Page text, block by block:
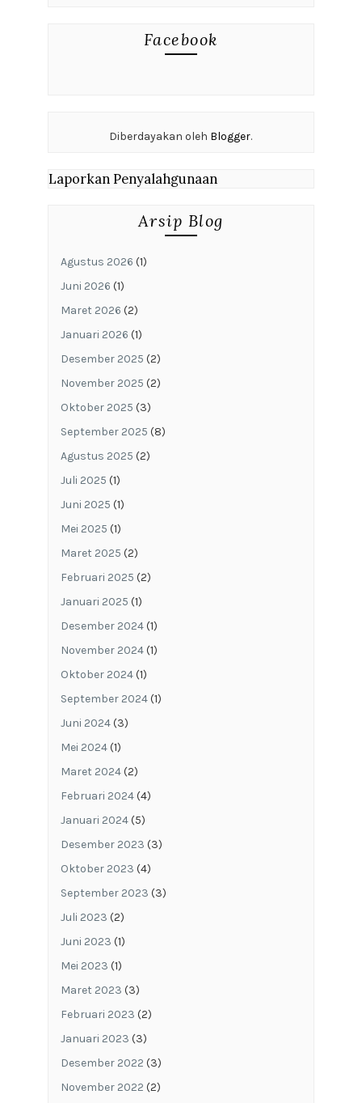
Facebook
Diberdayakan oleh Blogger.
Laporkan Penyalahgunaan
Arsip Blog
Agustus 2026 (1)
Juni 2026 (1)
Maret 2026 (2)
Januari 2026 (1)
Desember 2025 (2)
November 2025 (2)
Oktober 2025 (3)
September 2025 (8)
Agustus 2025 (2)
Juli 2025 (1)
Juni 2025 (1)
Mei 2025 (1)
Maret 2025 (2)
Februari 2025 (2)
Januari 2025 (1)
Desember 2024(1)
November 2024(1)
Oktober 2024(1)
September 2024(1)
Juni 2024(3)
Mei 2024(1)
Maret 2024(2)
Februari 2024(4)
Januari 2024(5)
Desember 2023 (3)
Oktober 2023 (4)
September 2023 (3)
Juli 2023 (2)
Juni 2023 (1)
Mei 2023 (1)
Maret 2023 (3)
Februari 2023 (2)
Januari 2023 (3)
Desember 2022 (3)
November 2022 (2)